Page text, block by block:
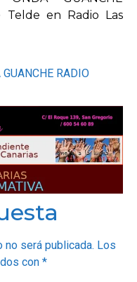
Telde en Radio Las
RADIO
será publicada. Los
con *